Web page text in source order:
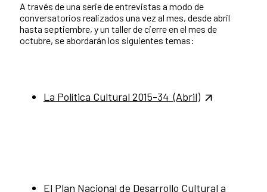
A través de una serie de entrevistas a modo de
conversatorios realizados una vez al mes, desde abril
hasta septiembre, y un taller de cierre en el mes de
octubre, se abordarán los siguientes temas:
La Política Cultural 2015-34 (Abril)
El Plan Nacional de Desarrollo Cultural a